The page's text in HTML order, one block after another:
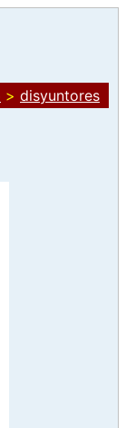
> disyuntores